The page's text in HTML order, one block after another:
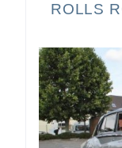
ROLLS